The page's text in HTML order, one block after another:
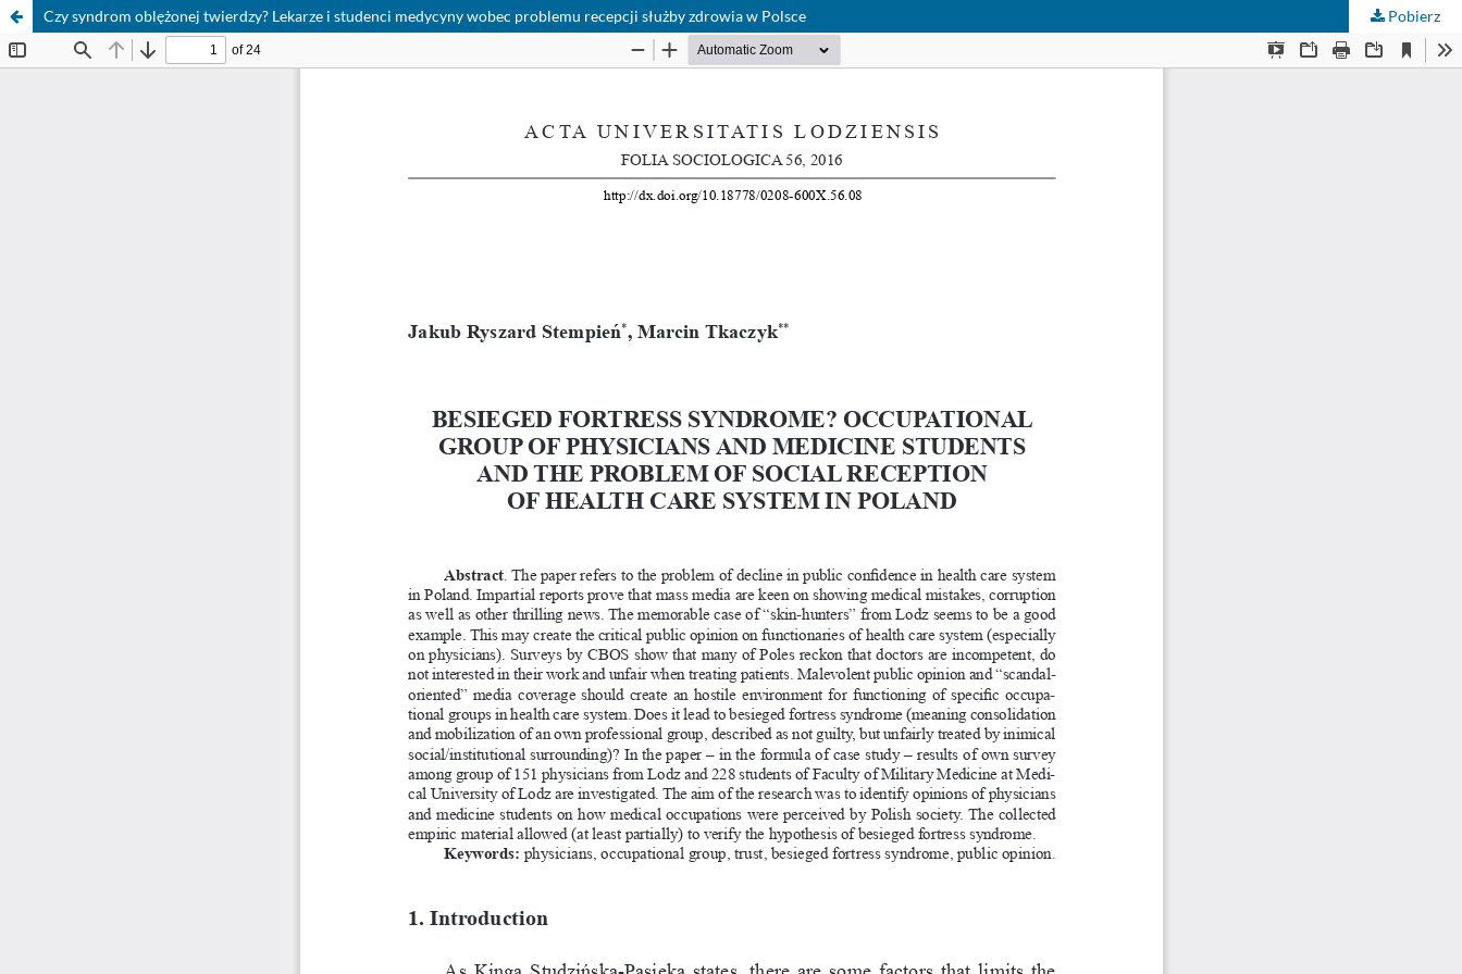
Czy syndrom oblężonej twierdzy? Lekarze i studenci medycyny wobec problemu recepcji służby zdrowia w Polsce Pobierz